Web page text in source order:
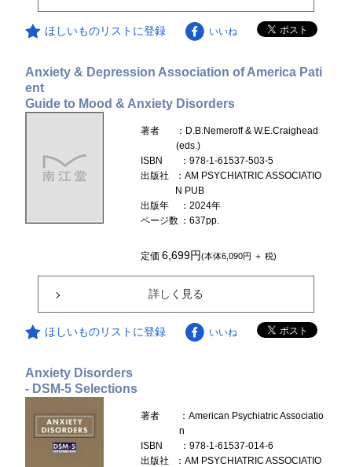
ほしいものリストに登録 いいね
Anxiety & Depression Association of America Pati
ent
Guide to Mood & Anxiety Disorders
著者
：D.B.Nemeroff & W.E.Craighead
(eds.)
ISBN
：978-1-61537-503-5
出版社
：AM PSYCHIATRIC ASSOCIATIO
N PUB
出版年
：2024年
ページ数 ：637pp.
定価6,699円(本体6,090円 ＋ 税)
詳しく見る
ほしいものリストに登録 いいね
Anxiety Disorders
- DSM-5 Selections
著者
：American Psychiatric Associatio
n
ISBN
：978-1-61537-014-6
出版社
：AM PSYCHIATRIC ASSOCIATIO